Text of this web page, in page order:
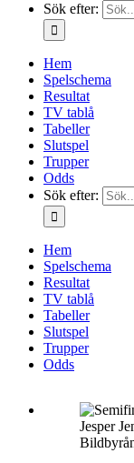
Sök efter:
Hem
Spelschema
Resultat
TV tablå
Tabeller
Slutspel
Trupper
Odds
Sök efter:
Hem
Spelschema
Resultat
TV tablå
Tabeller
Slutspel
Trupper
Odds
Jesper